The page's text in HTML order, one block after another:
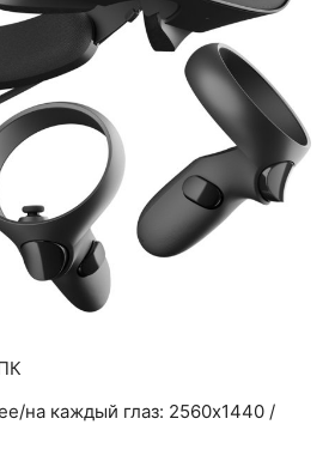
на каждый глаз: 2560x1440 /